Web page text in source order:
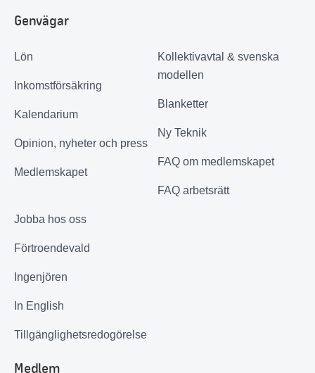
Genvägar
Lön
Inkomstförsäkring
Kalendarium
Opinion, nyheter och press
Medlemskapet
Kollektivavtal & svenska
modellen
Blanketter
Ny Teknik
FAQ om medlemskapet
FAQ arbetsrätt
Jobba hos oss
Förtroendevald
Ingenjören
In English
Tillgänglighetsredogörelse
Medlem